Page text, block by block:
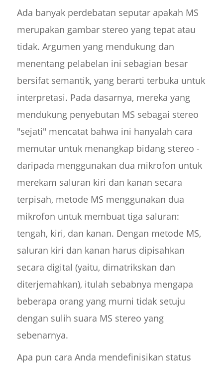
Ada banyak perdebatan seputar apakah MS
merupakan gambar stereo yang tepat atau
tidak. Argumen yang mendukung dan
menentang pelabelan ini sebagian besar
bersifat semantik, yang berarti terbuka untuk
interpretasi. Pada dasarnya, mereka yang
mendukung penyebutan MS sebagai stereo
"sejati" mencatat bahwa ini hanyalah cara
memutar untuk menangkap bidang stereo -
daripada menggunakan dua mikrofon untuk
merekam saluran kiri dan kanan secara
terpisah, metode MS menggunakan dua
mikrofon untuk membuat tiga saluran:
tengah, kiri, dan kanan. Dengan metode MS,
saluran kiri dan kanan harus dipisahkan
secara digital (yaitu, dimatrikskan dan
diterjemahkan), itulah sebabnya mengapa
beberapa orang yang murni tidak setuju
dengan sulih suara MS stereo yang
sebenarnya.
Apa pun cara Anda mendefinisikan status